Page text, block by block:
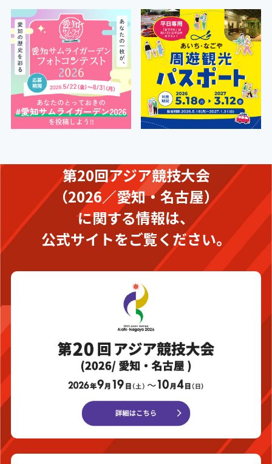
第20回アジア競技大会
（2026／愛知・名古屋）
に関する情報は、
公式サイトをご覧ください。